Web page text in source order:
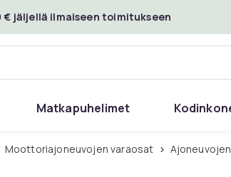
€ jäljellä ilmaiseen toimitukseen
Matkapuhelimet
Moottoriajoneuvojen varaosat